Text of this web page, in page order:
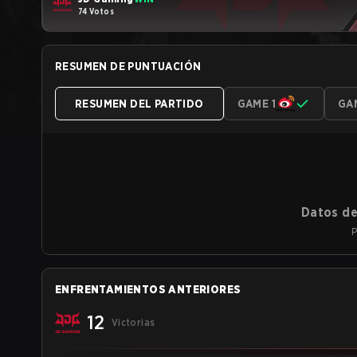
74 Votos
RESUMEN DE PUNTUACIÓN
RESUMEN DEL PARTIDO GAME 1
Datos
ENFRENTAMIENTOS ANTERIORES
12 Victorias